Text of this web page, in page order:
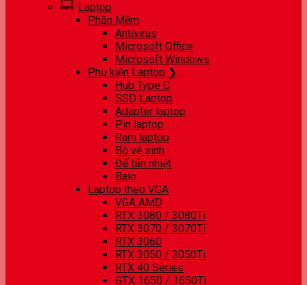
Laptop
Phần Mềm
Antivirus
Microsoft Office
Microsoft Windows
Phụ kiện Laptop ❯
Hub Type C
SSD Laptop
Adapter laptop
Pin laptop
Ram laptop
Bộ vệ sinh
Đế tản nhiệt
Balo
Laptop theo VGA
VGA AMD
RTX 3080 / 3080Ti
RTX 3070 / 3070Ti
RTX 3060
RTX 3050 / 3050Ti
RTX 40 Series
GTX 1650 / 1650Ti